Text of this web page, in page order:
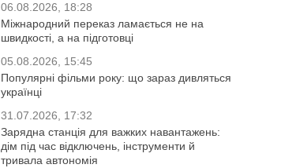
06.08.2026, 18:28
Міжнародний переказ ламається не на
швидкості, а на підготовці
05.08.2026, 15:45
Популярні фільми року: що зараз дивляться
українці
31.07.2026, 17:32
Зарядна станція для важких навантажень:
дім під час відключень, інструменти й
тривала автономія